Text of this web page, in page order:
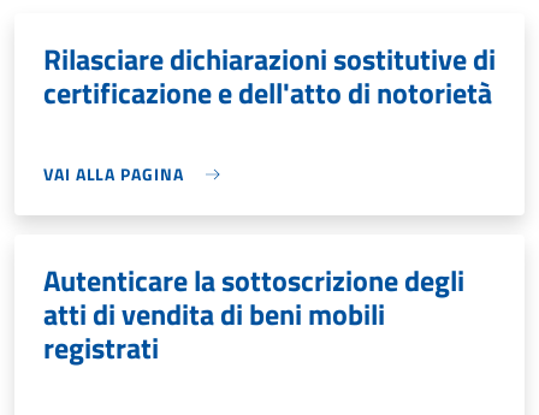
Rilasciare dichiarazioni sostitutive di
certificazione e dell'atto di notorietà
VAI ALLA PAGINA
Autenticare la sottoscrizione degli
atti di vendita di beni mobili
registrati